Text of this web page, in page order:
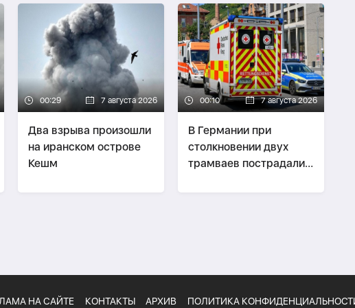
00:29 7 августа 2026
Два взрыва произошли
на иранском острове
Кешм
00:10 7 августа 2026
В Германии при
столкновении двух
трамваев пострадали
НА САЙТЕ КОНТАКТЫ АРХИВ ПОЛИТИКА